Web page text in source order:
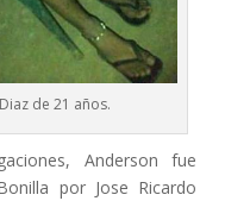
de 21 años.
Anderson fue
por Jose Ricardo